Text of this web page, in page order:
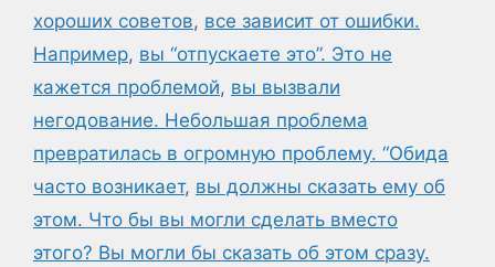
хороших советов, все зависит от ошибки.
Например, вы “отпускаете это”. Это не
кажется проблемой, вы вызвали
негодование. Небольшая проблема
превратилась в огромную проблему. “Обида
часто возникает, вы должны сказать ему об
этом. Что бы вы могли сделать вместо
этого? Вы могли бы сказать об этом сразу.